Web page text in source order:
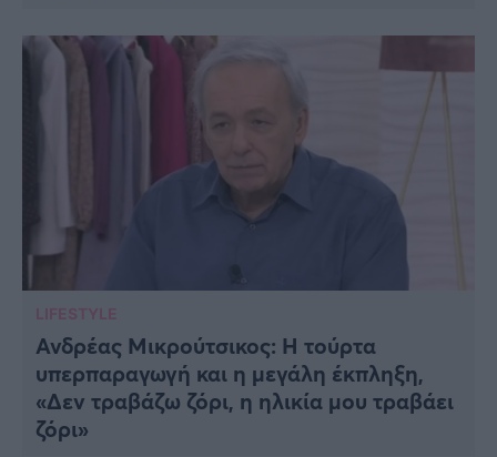
LIFESTYLE
Ανδρέας Μικρούτσικος: Η τούρτα
υπερπαραγωγή και η μεγάλη έκπληξη,
«Δεν τραβάζω ζόρι, η ηλικία μου τραβάει
ζόρι»